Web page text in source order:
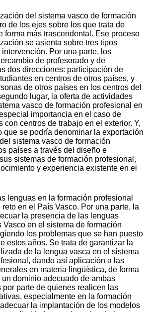
del sistema vasco de formación
de los ejes sobre los que trata de
forma más trascendental. Ese proceso
se asienta sobre tres tipos
Por una parte, los
de profesorado y de
dos direcciones: participación de
en centros de otros países, y
de otros países en los centros del
lugar, la oferta de actividades
vasco de formación profesional en
importancia en el caso de
con centros de trabajo en el exterior. Y,
que se podría denominar la exportación
sistema vasco de formación
países a través del diseño e
sistemas de formación profesional,
y experiencia existente en el
lenguas en la formación profesional
en el País Vasco. Por una parte, la
la presencia de las lenguas
en el sistema de formación
los problemas que se han puesto
estos años. Se trata de garantizar la
de la lengua vasca en el sistema
dando así aplicación a las
en materia lingüística, de forma
dominio adecuado de ambas
por parte de quienes realicen las
especialmente en la formación
la implantación de los modelos